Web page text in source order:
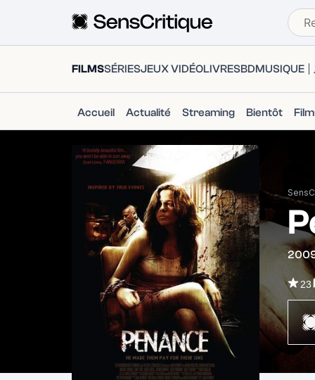
FILMSSÉRIESJEUX VIDÉOLIVRESBDMUSIQUE
Accueil Actualité Streaming Bientôt
23